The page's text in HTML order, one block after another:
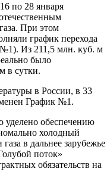
по 28 января
При этом
график перехода
Из 211,5 млн. куб. м
было
в сутки.
в России, в 33
График №1.
обеспечению
холодный
в дальнее зарубежье
поток»
обязательств на